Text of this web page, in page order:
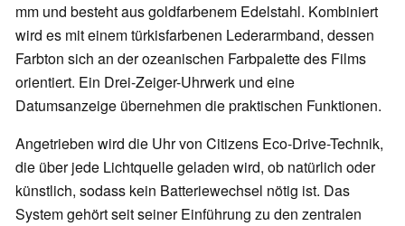
mm und besteht aus goldfarbenem Edelstahl. Kombiniert
wird es mit einem türkisfarbenen Lederarmband, dessen
Farbton sich an der ozeanischen Farbpalette des Films
orientiert. Ein Drei-Zeiger-Uhrwerk und eine
Datumsanzeige übernehmen die praktischen Funktionen.
Angetrieben wird die Uhr von Citizens Eco-Drive-Technik,
die über jede Lichtquelle geladen wird, ob natürlich oder
künstlich, sodass kein Batteriewechsel nötig ist. Das
System gehört seit seiner Einführung zu den zentralen